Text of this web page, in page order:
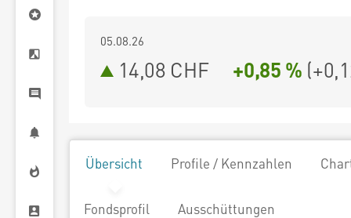
05.08.26
14,08 CHF +0,85 % (
Übersicht Profile / Kennzahlen
Fondsprofil Ausschüttungen